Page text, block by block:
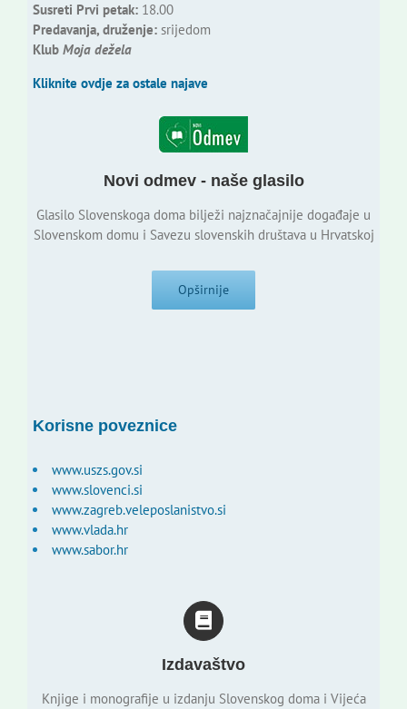
Susreti Prvi petak:18.00
Predavanja, druženje:srijedom
Klub Moja dežela
Kliknite ovdje za ostale najave
Novi odmev - naše glasilo
Glasilo Slovenskoga doma bilježi najznačajnije događaje u
Slovenskom domu i Savezu slovenskih društava u Hrvatskoj
Opširnije
Korisne poveznice
www.uszs.gov.si
www.slovenci.si
www.zagreb.veleposlanistvo.si
www.vlada.hr
www.sabor.hr
Izdavaštvo
Knjige i monografije u izdanju Slovenskog doma i Vijeća